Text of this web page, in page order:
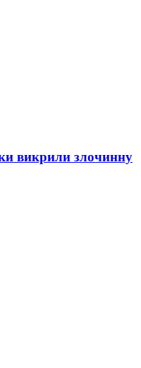
викрили злочинну